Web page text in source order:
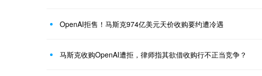
OpenAI拒售！马斯克974亿美元天价收购要约遭冷遇
马斯克收购OpenAI遭拒，律师指其欲借收购行不正当竞争？